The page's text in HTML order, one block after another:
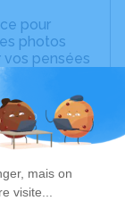
pour
photos
vos pensées
endroit
la
est